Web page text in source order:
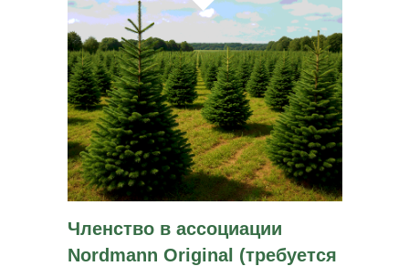
Членство в ассоциации
Nordmann Original (требуется